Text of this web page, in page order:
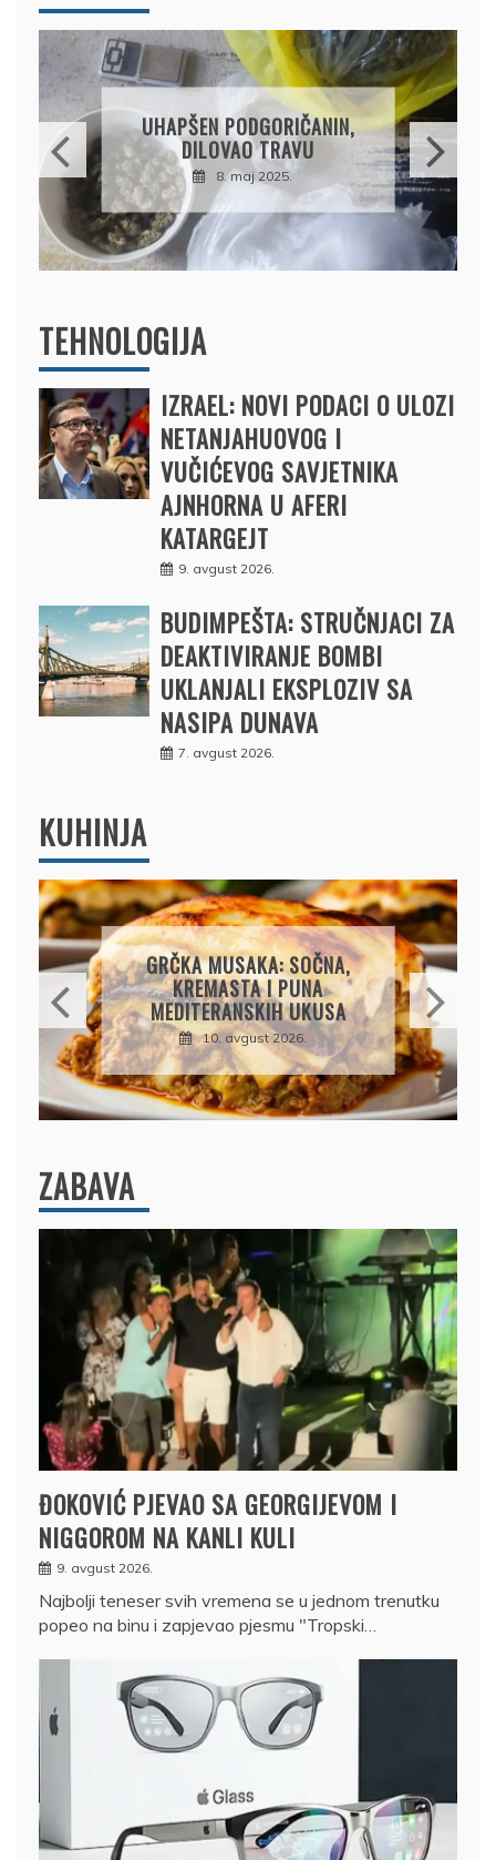
DRŽAVLJANIN RUSIJE
OSUMNJIČEN DA JE
PRODAO TUĐI BMW,
DRŽAVU NAPUSTIO
BRODOM
12. februar 2025.
TEHNOLOGIJA
IZRAEL: NOVI PODACI O ULOZI
NETANJAHUOVOG I
VUČIĆEVOG SAVJETNIKA
AJNHORNA U AFERI
KATARGEJT
9. avgust 2026.
BUDIMPEŠTA: STRUČNJACI ZA
DEAKTIVIRANJE BOMBI
UKLANJALI EKSPLOZIV SA
NASIPA DUNAVA
7. avgust 2026.
KUHINJA
TJESTENINA SA PESTOM,
ČERI PARADAJZOM I
MOCARELOM: LJETNI
RUČAK GOTOV ZA 20
MINUTA
10. avgust 2026.
ZABAVA
ĐOKOVIĆ PJEVAO SA GEORGIJEVOM I
NIGGOROM NA KANLI KULI
9. avgust 2026.
Najbolji teneser svih vremena se u jednom trenutku
popeo na binu i zapjevao pjesmu "Tropski…